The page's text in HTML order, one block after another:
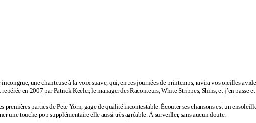
incongrue, une chanteuse à la voix suave, qui, en ces journées de printemps, ravira vos oreilles
en 2007 par Patrick Keeler, le manager des Raconteurs, White Strippes, Shins, et j’en passe
premières parties de Pete Yorn, gage de qualité incontestable. Écouter ses chansons est un
une touche pop supplémentaire elle aussi très agréable. À surveiller, sans aucun doute.